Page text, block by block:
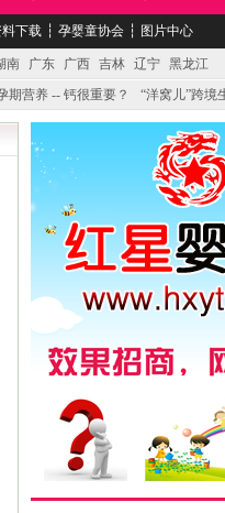
料下载 ┆ 孕婴童协会 ┆ 图片中心
南 广东 广西 吉林 辽宁 黑龙江
期营养 -- 钙很重要？
“洋窝儿”跨境